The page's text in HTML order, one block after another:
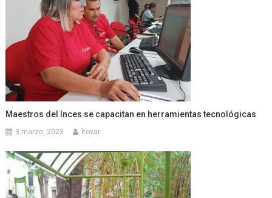
Maestros del Inces se capacitan en herramientas tecnológicas
3 marzo, 2023 ltovar